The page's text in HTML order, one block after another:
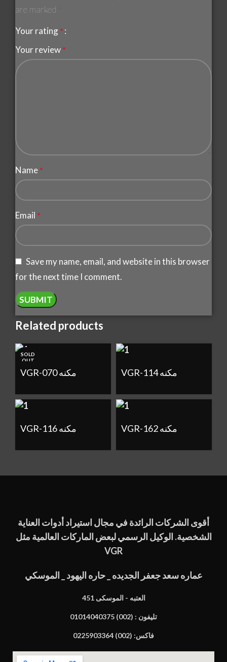
are marked *
Your rating *
Your review *
Name *
Email *
Save my name, email, and website in this browser
for the next time I comment.
Related products
SOLD
OUT
VGR-070 مكنه VGR-114 مكنه
VGR-116 مكنه VGR-162 مكنه
أقوى الشركات الرائدة في مجال استيراد أدوات العناية
الشخصية. الوكيل الرسمي لبعض الماركات العالمية مثل
VGR
عماره سعد جعفر الجديده _ حاره اليهود _ الموسكي
451 العتبه - الموسكى
تليفون : (002) 01014040375
فاكس: (002) 0225903364